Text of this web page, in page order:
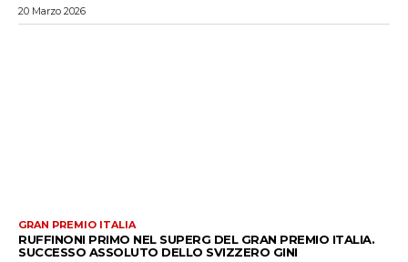
20 Marzo 2026
GRAN PREMIO ITALIA
RUFFINONI PRIMO NEL SUPERG DEL GRAN PREMIO ITALIA.
SUCCESSO ASSOLUTO DELLO SVIZZERO GINI